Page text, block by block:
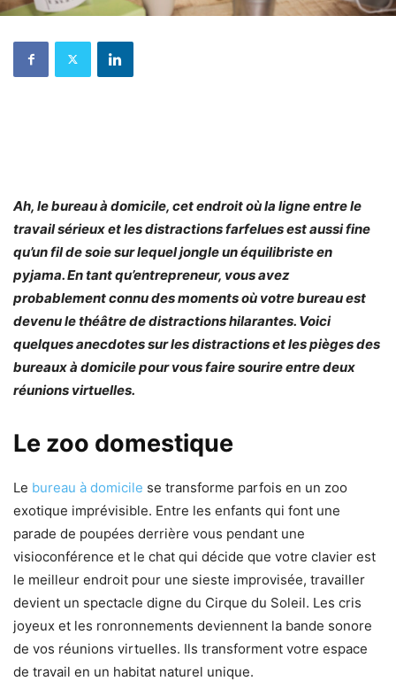
Ah, le bureau à domicile, cet endroit où la ligne entre le
travail sérieux et les distractions farfelues est aussi fine
qu’un fil de soie sur lequel jongle un équilibriste en
pyjama. En tant qu’entrepreneur, vous avez
probablement connu des moments où votre bureau est
devenu le théâtre de distractions hilarantes. Voici
quelques anecdotes sur les distractions et les pièges des
bureaux à domicile pour vous faire sourire entre deux
réunions virtuelles.
Le zoo domestique
Le bureau à domicile se transforme parfois en un zoo
exotique imprévisible. Entre les enfants qui font une
parade de poupées derrière vous pendant une
visioconférence et le chat qui décide que votre clavier est
le meilleur endroit pour une sieste improvisée, travailler
devient un spectacle digne du Cirque du Soleil. Les cris
joyeux et les ronronnements deviennent la bande sonore
de vos réunions virtuelles. Ils transforment votre espace
de travail en un habitat naturel unique.